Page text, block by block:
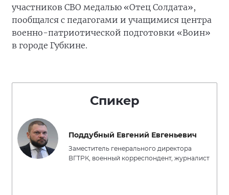
участников СВО медалью «Отец Солдата»,
пообщался с педагогами и учащимися центра
военно-патриотической подготовки «Воин»
в городе Губкине.
Спикер
Поддубный Евгений Евгеньевич
Заместитель генерального директора
ВГТРК, военный корреспондент, журналист